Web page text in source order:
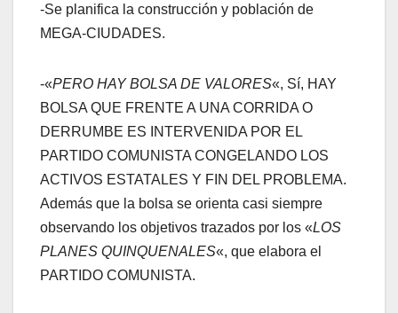
-Se planifica la construcción y población de
MEGA-CIUDADES.
-«PERO HAY BOLSA DE VALORES«, Sí, HAY
BOLSA QUE FRENTE A UNA CORRIDA O
DERRUMBE ES INTERVENIDA POR EL
PARTIDO COMUNISTA CONGELANDO LOS
ACTIVOS ESTATALES Y FIN DEL PROBLEMA.
Además que la bolsa se orienta casi siempre
observando los objetivos trazados por los «LOS
PLANES QUINQUENALES«, que elabora el
PARTIDO COMUNISTA.